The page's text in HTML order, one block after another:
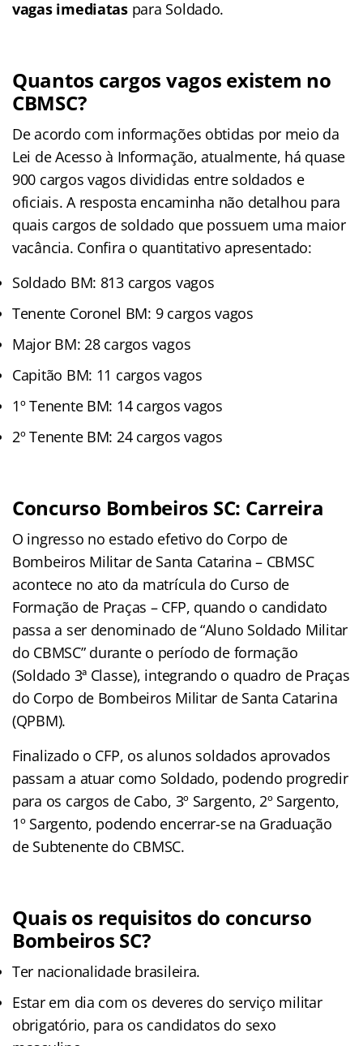
vagas imediataspara Soldado.
Quantos cargos vagos existem no
CBMSC?
De acordo com informações obtidas por meio da
Lei de Acesso à Informação, atualmente, há quase
900 cargos vagos divididas entre soldados e
oficiais. A resposta encaminha não detalhou para
quais cargos de soldado que possuem uma maior
vacância. Confira o quantitativo apresentado:
Soldado BM: 813 cargos vagos
Tenente Coronel BM: 9 cargos vagos
Major BM: 28 cargos vagos
Capitão BM: 11 cargos vagos
1º Tenente BM: 14 cargos vagos
2º Tenente BM: 24 cargos vagos
Concurso Bombeiros SC: Carreira
O ingresso no estado efetivo do Corpo de
Bombeiros Militar de Santa Catarina – CBMSC
acontece no ato da matrícula do Curso de
Formação de Praças – CFP, quando o candidato
passa a ser denominado de “Aluno Soldado Militar
do CBMSC” durante o período de formação
(Soldado 3ª Classe), integrando o quadro de Praças
do Corpo de Bombeiros Militar de Santa Catarina
(QPBM).
Finalizado o CFP, os alunos soldados aprovados
passam a atuar como Soldado, podendo progredir
para os cargos de Cabo, 3º Sargento, 2º Sargento,
1º Sargento, podendo encerrar-se na Graduação
de Subtenente do CBMSC.
Quais os requisitos do concurso
Bombeiros SC?
Ter nacionalidade brasileira.
Estar em dia com os deveres do serviço militar
obrigatório, para os candidatos do sexo